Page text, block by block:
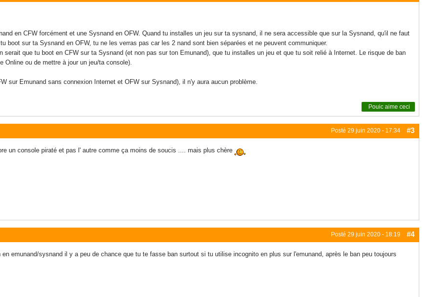
en CFW forcément et une Sysnand en OFW. Quand tu installes un jeu sur ta sysnand, il ne sera accessible que sur la Sysnand, qu'il ne faut
boot sur ta Sysnand en OFW, tu ne les verras pas car les 2 nand sont bien séparées et ne peuvent communiquer.
serait que tu boot en CFW sur ta Sysnand (et non pas sur ton Emunand), que tu installes un jeu et que tu soit relié à Internet. Le risque de ban
Online ou de mettre à jour un jeu/ta console).
sur Emunand sans connexion Internet et OFW sur Sysnand), il n'y aura aucun problème.
Pouic aime ceci
Posté 29 juin 2020 - 17:34 #3
un console piraté et pas l' autre comme ça moins de soucis .... mais plus chère
Posté 29 juin 2020 - 18:19 #4
emunand/sysnand il y a peu de chance que tu te fasse ban surtout si tu utilise incognito en plus sur l'emunand, après le ban peu toujours